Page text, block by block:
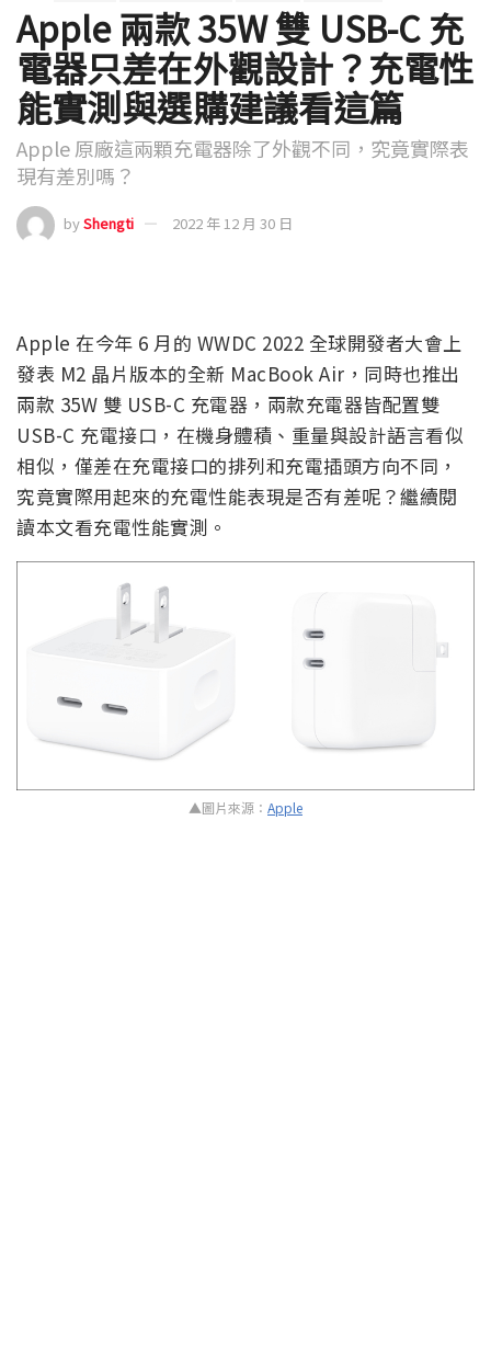
Apple 兩款 35W 雙 USB-C 充
電器只差在外觀設計？充電性
能實測與選購建議看這篇
Apple 原廠這兩顆充電器除了外觀不同，究竟實際表
現有差別嗎？
byShengti 2022 年 12 月 30 日
Apple 在今年 6 月的 WWDC 2022 全球開發者大會上
發表 M2 晶片版本的全新 MacBook Air，同時也推出
兩款 35W 雙 USB-C 充電器，兩款充電器皆配置雙
USB-C 充電接口，在機身體積、重量與設計語言看似
相似，僅差在充電接口的排列和充電插頭方向不同，
究竟實際用起來的充電性能表現是否有差呢？繼續閱
讀本文看充電性能實測。
▲圖片來源： Apple